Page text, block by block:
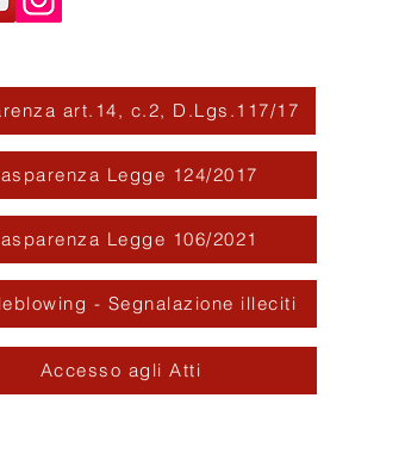
Legge 124/2017
Legge 106/2021
- Segnalazione illeciti
Accesso agli Atti
art.14, c.2, D.Lgs.117/17